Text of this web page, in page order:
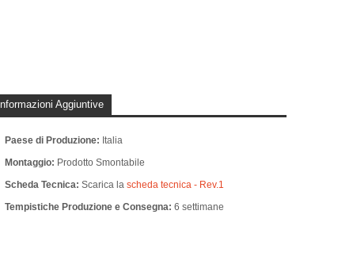
Informazioni Aggiuntive
Paese di Produzione: Italia
Montaggio: Prodotto Smontabile
Scheda Tecnica: Scarica la scheda tecnica - Rev.1
Tempistiche Produzione e Consegna: 6 settimane